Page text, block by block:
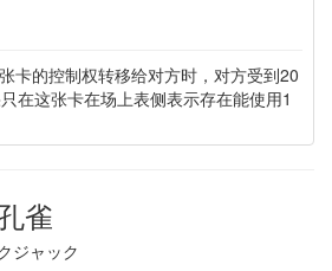
卡的控制权转移给对方时，对方受到20
在这张卡在场上表侧表示存在能使用1
雀
ジャック